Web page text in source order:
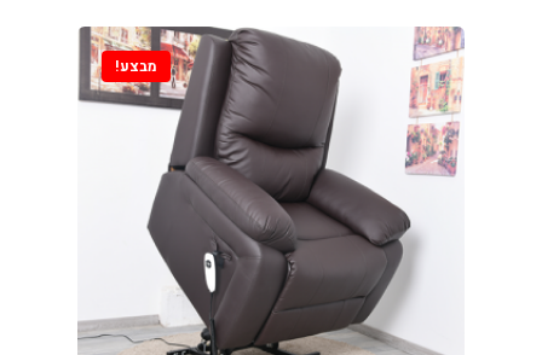
מבצע!
אוכלטלוויזיה
עיסוי
לסלון
מנהלים